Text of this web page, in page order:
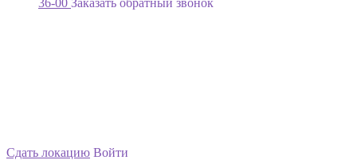
36-00 Заказать обратный звонок
Сдать локацию Войти